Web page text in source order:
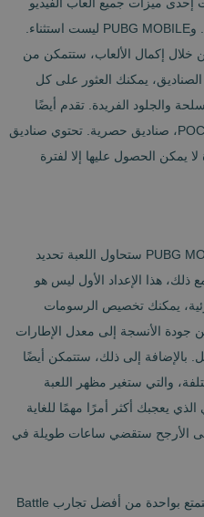
تقريبًا لنظامي التشغيل iOS والأندرويد. وPUBG MOBILE ليست استثناء.
خلال إكمال الألعاب، ستتمكن من
يمكنك العثور على كل
والجلود الفريدة. تقدم أيضًا
العديد من الشركات، مثل Xiaomi وPOCO، صناديق حصرية. تحتوي صناديق
يمكن الحصول عليها إلا لفترة
في المرة الأولى التي تطلق فيهاPUBG MOBILE ستحاول اللعبة تحديد
ذلك، هذا الإعداد الأول ليس هو
يمكنك تخصيص الرسومات
الأنسجة إلى معدل الإطارات
بالإضافة إلى ذلك، ستتمكن أيضًا
والتي ستغير مظهر اللعبة
يعجبك أكثر أمرًا مهمًا للغاية
الأرجح ستقضي ساعات طويلة في
تحميل APK منPUBG MOBILE واستمتع بواحدة من أفضل تجارب Battle